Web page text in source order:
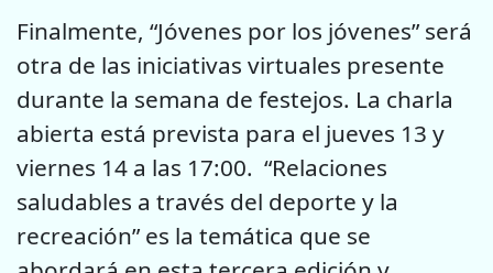
Finalmente, “Jóvenes por los jóvenes” será
otra de las iniciativas virtuales presente
durante la semana de festejos. La charla
abierta está prevista para el jueves 13 y
viernes 14 a las 17:00. “Relaciones
saludables a través del deporte y la
recreación” es la temática que se